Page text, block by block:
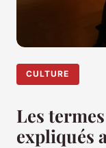
CULTURE
Les
expliqués